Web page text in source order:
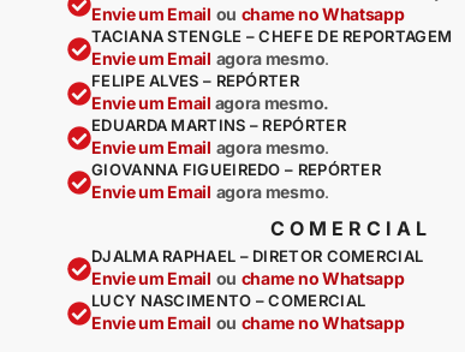
Envie um Email ou chame no Whatsapp
TACIANA STENGLE – CHEFE DE REPORTAGEM
Envie um Email agora mesmo.
FELIPE ALVES – REPÓRTER
Envie um Email agora mesmo.
EDUARDA MARTINS – REPÓRTER
Envie um Email agora mesmo.
GIOVANNA FIGUEIREDO – REPÓRTER
Envie um Email agora mesmo.
COMERCIAL
DJALMA RAPHAEL – DIRETOR COMERCIAL
Envie um Email ou chame no Whatsapp
LUCY NASCIMENTO – COMERCIAL
Envie um Email ou chame no Whatsapp